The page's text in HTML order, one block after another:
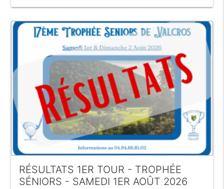
RÉSULTATS 1ER TOUR - TROPHÉE
SÉNIORS - SAMEDI 1ER AOÛT 2026